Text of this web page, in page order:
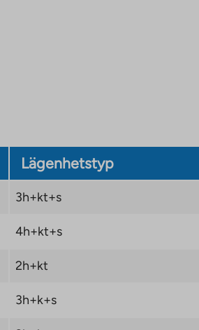
Lägenhetstyp
3h+kt+s
4h+kt+s
2h+kt
3h+k+s